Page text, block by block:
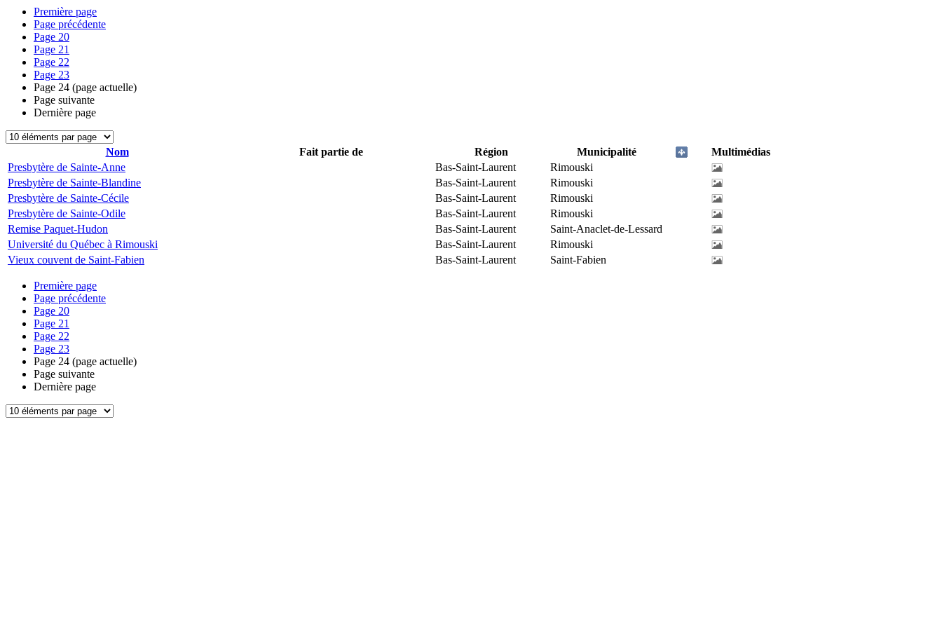
Première page
Page précédente
Page 20
Page 21
Page 22
Page 23
Page 24 (page actuelle)
Page suivante
Dernière page
Nom Fait partie de Région Municipalité
Multimédias
Presbytère de Sainte-Anne
Bas-Saint-Laurent
Rimouski
Presbytère de Sainte-Blandine
Bas-Saint-Laurent
Rimouski
Presbytère de Sainte-Cécile
Bas-Saint-Laurent
Rimouski
Presbytère de Sainte-Odile
Bas-Saint-Laurent
Rimouski
Remise Paquet-Hudon
Bas-Saint-Laurent
Saint-Anaclet-de-Lessard
Université du Québec à Rimouski
Bas-Saint-Laurent
Rimouski
Vieux couvent de Saint-Fabien
Bas-Saint-Laurent Saint-Fabien
Première page
Page précédente
Page 20
Page 21
Page 22
Page 23
Page 24 (page actuelle)
Page suivante
Dernière page